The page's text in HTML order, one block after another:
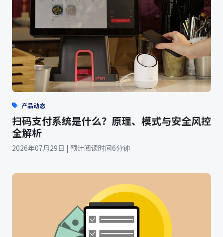
产品动态
扫码支付系统是什么？原理、模式与安全风控
全解析
2026年07月29日 | 预计阅读时间6分钟